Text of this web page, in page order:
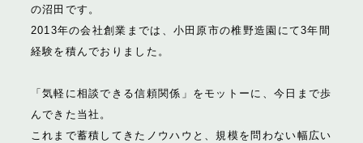
の沼田です。
2013年の会社創業までは、小田原市の椎野造園にて3年間
経験を積んでおりました。
「気軽に相談できる信頼関係」をモットーに、今日まで歩
んできた当社。
これまで蓄積してきたノウハウと、規模を問わない幅広い